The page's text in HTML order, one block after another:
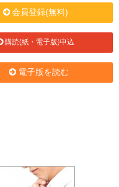
会員登録(無料)
購読(紙・電子版)申込
電子版を読む